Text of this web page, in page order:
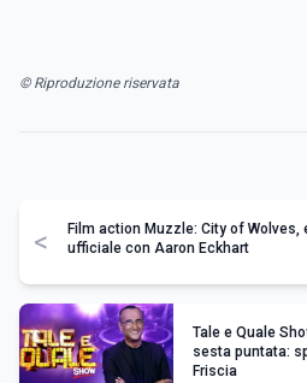
© Riproduzione riservata
<
Film action Muzzle: City of Wolves,
ufficiale con Aaron Eckhart
Tale e Quale
sesta puntata:
Friscia